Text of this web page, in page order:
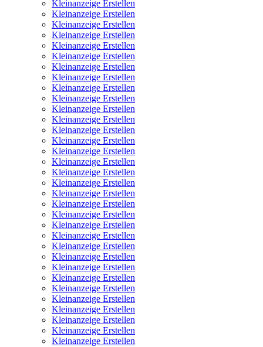
Kleinanzeige Erstellen
Kleinanzeige Erstellen
Kleinanzeige Erstellen
Kleinanzeige Erstellen
Kleinanzeige Erstellen
Kleinanzeige Erstellen
Kleinanzeige Erstellen
Kleinanzeige Erstellen
Kleinanzeige Erstellen
Kleinanzeige Erstellen
Kleinanzeige Erstellen
Kleinanzeige Erstellen
Kleinanzeige Erstellen
Kleinanzeige Erstellen
Kleinanzeige Erstellen
Kleinanzeige Erstellen
Kleinanzeige Erstellen
Kleinanzeige Erstellen
Kleinanzeige Erstellen
Kleinanzeige Erstellen
Kleinanzeige Erstellen
Kleinanzeige Erstellen
Kleinanzeige Erstellen
Kleinanzeige Erstellen
Kleinanzeige Erstellen
Kleinanzeige Erstellen
Kleinanzeige Erstellen
Kleinanzeige Erstellen
Kleinanzeige Erstellen
Kleinanzeige Erstellen
Kleinanzeige Erstellen
Kleinanzeige Erstellen
Kleinanzeige Erstellen